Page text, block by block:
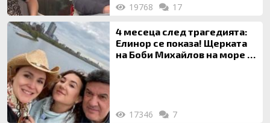
19768 17
4 месеца след трагедията:
Елинор се показа! Щерката
на Боби Михайлов на море с
17346 7